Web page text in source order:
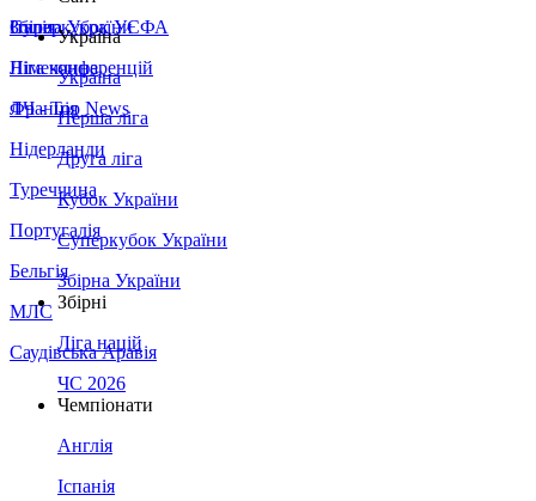
Збірна України
Італія
Німеччина
Франція
Нідерланди
Туреччина
Португалія
Бельгія
МЛС
Саудівська Аравія
Суперкубок УЄФА
Ліга конференцій
ЛЧ - Top News
Україна
Україна
Перша ліга
Друга ліга
Кубок України
Суперкубок України
Збірна України
Збірні
Ліга націй
ЧС 2026
Чемпіонати
Англія
Іспанія